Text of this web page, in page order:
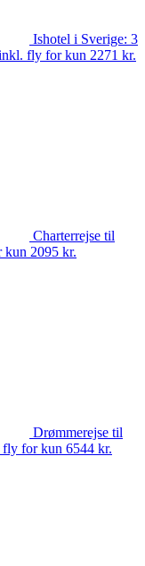
Ishotel i Sverige: 3
fly for kun 2271 kr.
Charterrejse til
2095 kr.
Drømmerejse til
for kun 6544 kr.